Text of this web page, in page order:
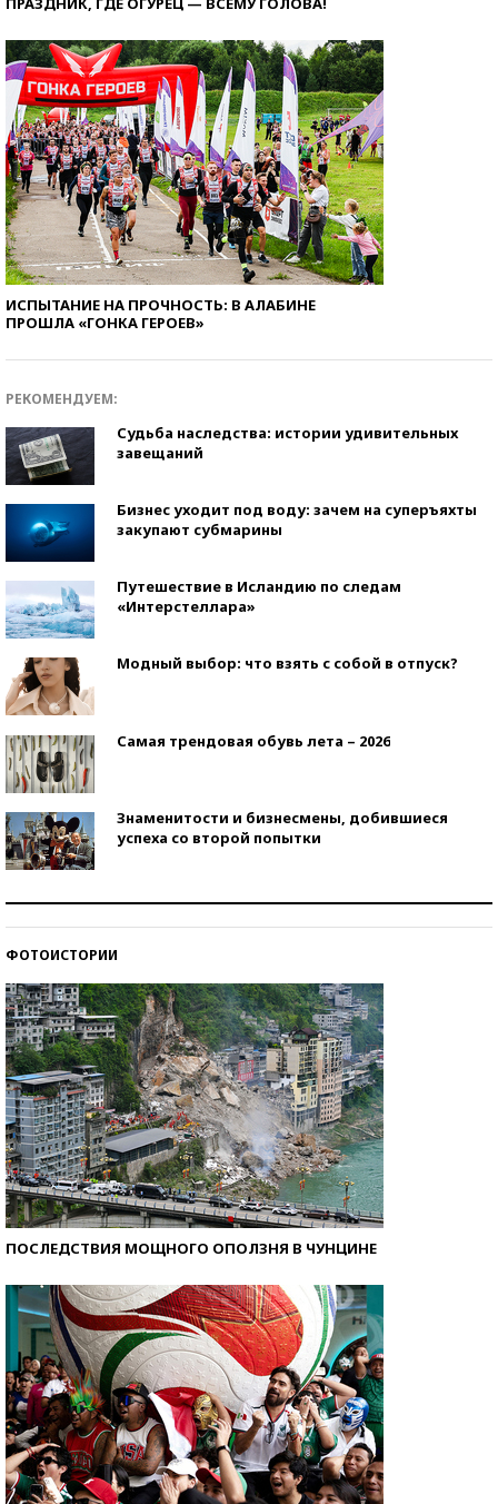
ИСПЫТАНИЕ НА ПРОЧНОСТЬ: В АЛАБИНЕ
ПРОШЛА «ГОНКА ГЕРОЕВ»
РЕКОМЕНДУЕМ:
Судьба наследства: истории удивительных
завещаний
Бизнес уходит под воду: зачем на суперъяхты
закупают субмарины
Путешествие в Исландию по следам
«Интерстеллара»
Модный выбор: что взять с собой в отпуск?
Самая трендовая обувь лета – 2026
Знаменитости и бизнесмены, добившиеся
успеха со второй попытки
ФОТОИСТОРИИ
ПОСЛЕДСТВИЯ МОЩНОГО ОПОЛЗНЯ В ЧУНЦИНЕ